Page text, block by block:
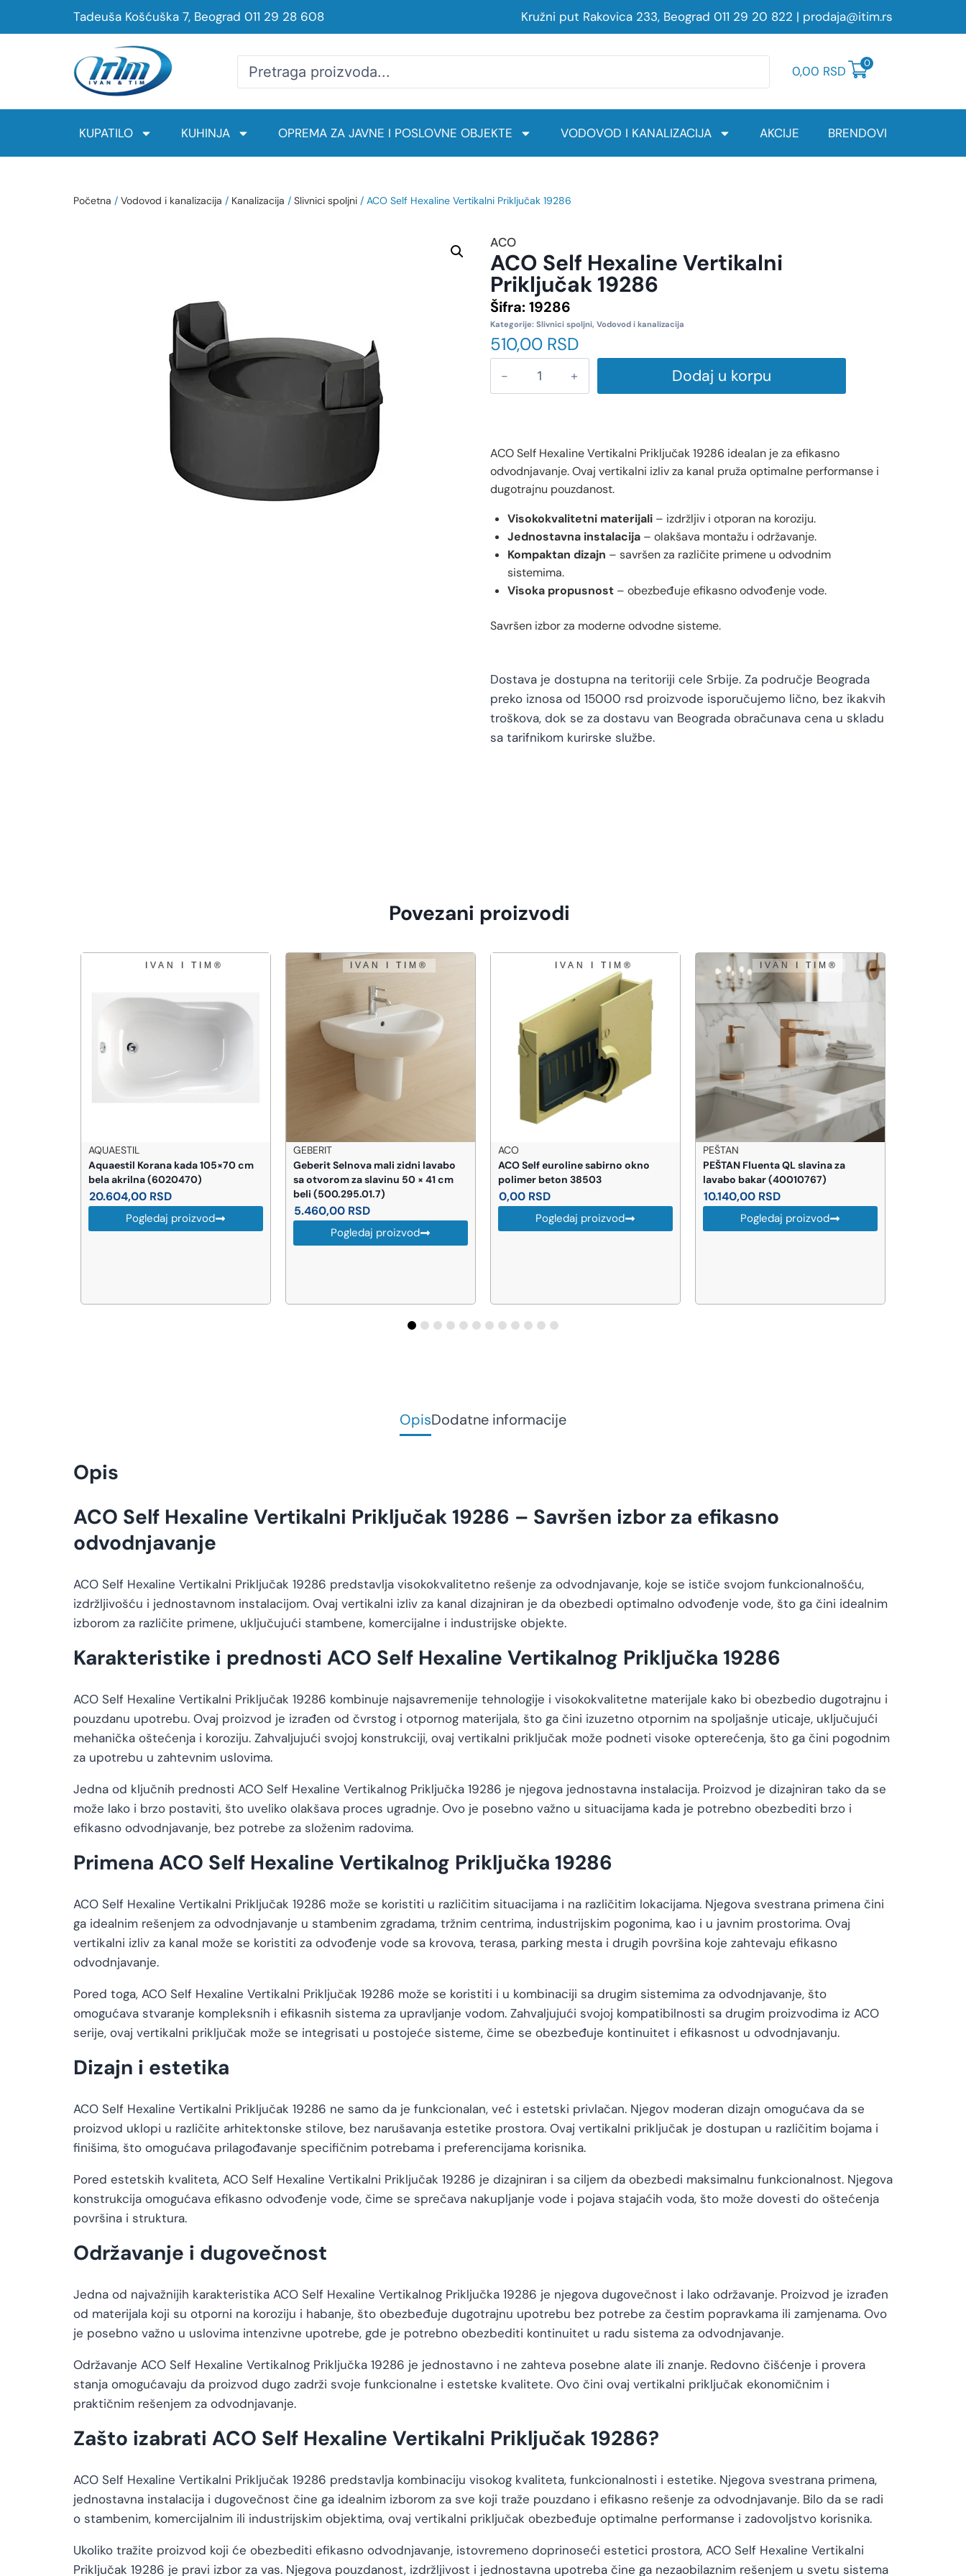
Tadeuša Košćuška 7, Beograd 011 29 28 608 Kružni put Rakovica 233, Beograd 011 29 20 822 | prodaja@itim.rs
0,00 RSD
0
KUPATILO KUHINJA OPREMA ZA JAVNE I POSLOVNE OBJEKTE VODOVOD I KANALIZACIJA AKCIJE BRENDOVI
Početna / Vodovod i kanalizacija / Kanalizacija / Slivnici spoljni / ACO Self Hexaline Vertikalni Priključak 19286
ACO
ACO Self Hexaline Vertikalni
Priključak 19286
Šifra:19286
Kategorije: Slivnici spoljni, Vodovod i kanalizacija
510,00 RSD
Dodaj u korpu
ACO Self Hexaline Vertikalni Priključak 19286 idealan je za efikasno
odvodnjavanje. Ovaj vertikalni izliv za kanal pruža optimalne performanse i
dugotrajnu pouzdanost.
Visokokvalitetni materijali – izdržljiv i otporan na koroziju.
Jednostavna instalacija – olakšava montažu i održavanje.
Kompaktan dizajn – savršen za različite primene u odvodnim
sistemima.
Visoka propusnost – obezbeđuje efikasno odvođenje vode.
Savršen izbor za moderne odvodne sisteme.
Dostava je dostupna na teritoriji cele Srbije. Za područje Beograda
preko iznosa od 15000 rsd proizvode isporučujemo lično, bez ikakvih
troškova, dok se za dostavu van Beograda obračunava cena u skladu
sa tarifnikom kurirske službe.
Povezani proizvodi
AQUAESTIL
Aquaestil Korana kada 105×70 cm
bela akrilna (6020470)
20.604,00 RSD
Pogledaj proizvod
GEBERIT
Geberit Selnova mali zidni lavabo
sa otvorom za slavinu 50 × 41 cm
beli (500.295.01.7)
5.460,00 RSD
Pogledaj proizvod
ACO
ACO Self euroline sabirno okno
polimer beton 38503
0,00 RSD
Pogledaj proizvod
PEŠTAN
PEŠTAN Fluenta QL slavina za
lavabo bakar (40010767)
10.140,00 RSD
Pogledaj proizvod
OpisDodatne informacije
Opis
ACO Self Hexaline Vertikalni Priključak 19286 – Savršen izbor za efikasno
odvodnjavanje
ACO Self Hexaline Vertikalni Priključak 19286 predstavlja visokokvalitetno rešenje za odvodnjavanje, koje se ističe svojom funkcionalnošću,
izdržljivošću i jednostavnom instalacijom. Ovaj vertikalni izliv za kanal dizajniran je da obezbedi optimalno odvođenje vode, što ga čini idealnim
izborom za različite primene, uključujući stambene, komercijalne i industrijske objekte.
Karakteristike i prednosti ACO Self Hexaline Vertikalnog Priključka 19286
ACO Self Hexaline Vertikalni Priključak 19286 kombinuje najsavremenije tehnologije i visokokvalitetne materijale kako bi obezbedio dugotrajnu i
pouzdanu upotrebu. Ovaj proizvod je izrađen od čvrstog i otpornog materijala, što ga čini izuzetno otpornim na spoljašnje uticaje, uključujući
mehanička oštećenja i koroziju. Zahvaljujući svojoj konstrukciji, ovaj vertikalni priključak može podneti visoke opterećenja, što ga čini pogodnim
za upotrebu u zahtevnim uslovima.
Jedna od ključnih prednosti ACO Self Hexaline Vertikalnog Priključka 19286 je njegova jednostavna instalacija. Proizvod je dizajniran tako da se
može lako i brzo postaviti, što uveliko olakšava proces ugradnje. Ovo je posebno važno u situacijama kada je potrebno obezbediti brzo i
efikasno odvodnjavanje, bez potrebe za složenim radovima.
Primena ACO Self Hexaline Vertikalnog Priključka 19286
ACO Self Hexaline Vertikalni Priključak 19286 može se koristiti u različitim situacijama i na različitim lokacijama. Njegova svestrana primena čini
ga idealnim rešenjem za odvodnjavanje u stambenim zgradama, tržnim centrima, industrijskim pogonima, kao i u javnim prostorima. Ovaj
vertikalni izliv za kanal može se koristiti za odvođenje vode sa krovova, terasa, parking mesta i drugih površina koje zahtevaju efikasno
odvodnjavanje.
Pored toga, ACO Self Hexaline Vertikalni Priključak 19286 može se koristiti i u kombinaciji sa drugim sistemima za odvodnjavanje, što
omogućava stvaranje kompleksnih i efikasnih sistema za upravljanje vodom. Zahvaljujući svojoj kompatibilnosti sa drugim proizvodima iz ACO
serije, ovaj vertikalni priključak može se integrisati u postojeće sisteme, čime se obezbeđuje kontinuitet i efikasnost u odvodnjavanju.
Dizajn i estetika
ACO Self Hexaline Vertikalni Priključak 19286 ne samo da je funkcionalan, već i estetski privlačan. Njegov moderan dizajn omogućava da se
proizvod uklopi u različite arhitektonske stilove, bez narušavanja estetike prostora. Ovaj vertikalni priključak je dostupan u različitim bojama i
finišima, što omogućava prilagođavanje specifičnim potrebama i preferencijama korisnika.
Pored estetskih kvaliteta, ACO Self Hexaline Vertikalni Priključak 19286 je dizajniran i sa ciljem da obezbedi maksimalnu funkcionalnost. Njegova
konstrukcija omogućava efikasno odvođenje vode, čime se sprečava nakupljanje vode i pojava stajaćih voda, što može dovesti do oštećenja
površina i struktura.
Održavanje i dugovečnost
Jedna od najvažnijih karakteristika ACO Self Hexaline Vertikalnog Priključka 19286 je njegova dugovečnost i lako održavanje. Proizvod je izrađen
od materijala koji su otporni na koroziju i habanje, što obezbeđuje dugotrajnu upotrebu bez potrebe za čestim popravkama ili zamjenama. Ovo
je posebno važno u uslovima intenzivne upotrebe, gde je potrebno obezbediti kontinuitet u radu sistema za odvodnjavanje.
Održavanje ACO Self Hexaline Vertikalnog Priključka 19286 je jednostavno i ne zahteva posebne alate ili znanje. Redovno čišćenje i provera
stanja omogućavaju da proizvod dugo zadrži svoje funkcionalne i estetske kvalitete. Ovo čini ovaj vertikalni priključak ekonomičnim i
praktičnim rešenjem za odvodnjavanje.
Zašto izabrati ACO Self Hexaline Vertikalni Priključak 19286?
ACO Self Hexaline Vertikalni Priključak 19286 predstavlja kombinaciju visokog kvaliteta, funkcionalnosti i estetike. Njegova svestrana primena,
jednostavna instalacija i dugovečnost čine ga idealnim izborom za sve koji traže pouzdano i efikasno rešenje za odvodnjavanje. Bilo da se radi
o stambenim, komercijalnim ili industrijskim objektima, ovaj vertikalni priključak obezbeđuje optimalne performanse i zadovoljstvo korisnika.
Ukoliko tražite proizvod koji će obezbediti efikasno odvodnjavanje, istovremeno doprinoseći estetici prostora, ACO Self Hexaline Vertikalni
Priključak 19286 je pravi izbor za vas. Njegova pouzdanost, izdržljivost i jednostavna upotreba čine ga nezaobilaznim rešenjem u svetu sistema